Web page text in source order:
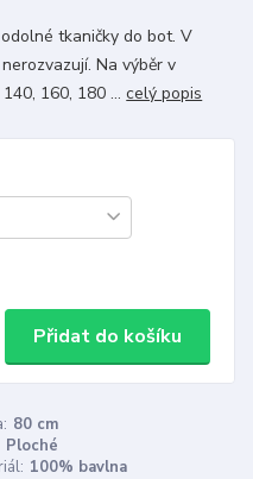
tkaničky do bot. V
Na výběr v
160, 180 ...celý popis
Přidat do košíku
80 cm
Ploché
100% bavlna